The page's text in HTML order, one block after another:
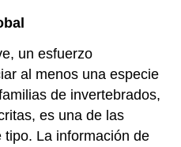
un esfuerzo
al menos una especie
de invertebrados,
es una de las
La información de